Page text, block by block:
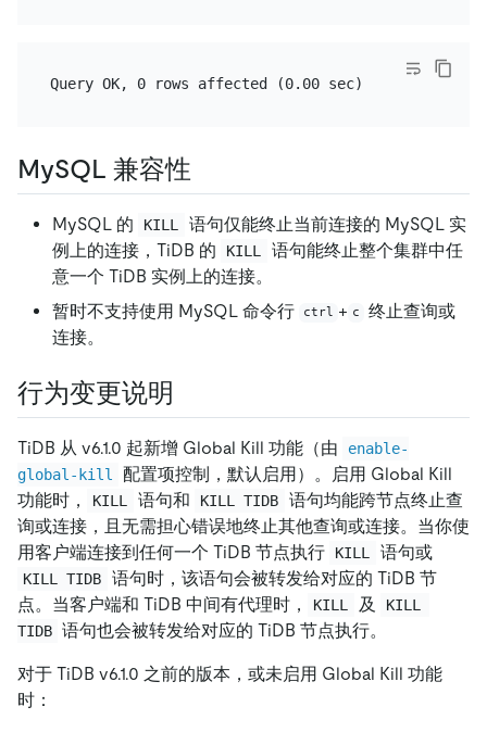
MySQL 兼容性
MySQL 的 KILL
语句仅能终止当前连接的 MySQL 实
例上的连接，TiDB 的
KILL
语句能终止整个集群中任
意一个 TiDB 实例上的连接。
暂时不支持使用 MySQL 命令行
ctrl + c
终止查询或
连接。
行为变更说明
TiDB 从 v6.1.0 起新增 Global Kill 功能（由
enable-
global-kill
配置项控制，默认启用）。启用 Global Kill
功能时，
KILL 语句和 KILL TIDB
语句均能跨节点终止查
询或连接，且无需担心错误地终止其他查询或连接。当你使
用客户端连接到任何一个 TiDB 节点执行
KILL 语句或
KILL TIDB
语句时，该语句会被转发给对应的 TiDB 节
点。当客户端和 TiDB 中间有代理时，
KILL 及
KILL
TIDB 语句也会被转发给对应的 TiDB 节点执行。
对于 TiDB v6.1.0 之前的版本，或未启用 Global Kill 功能
时：